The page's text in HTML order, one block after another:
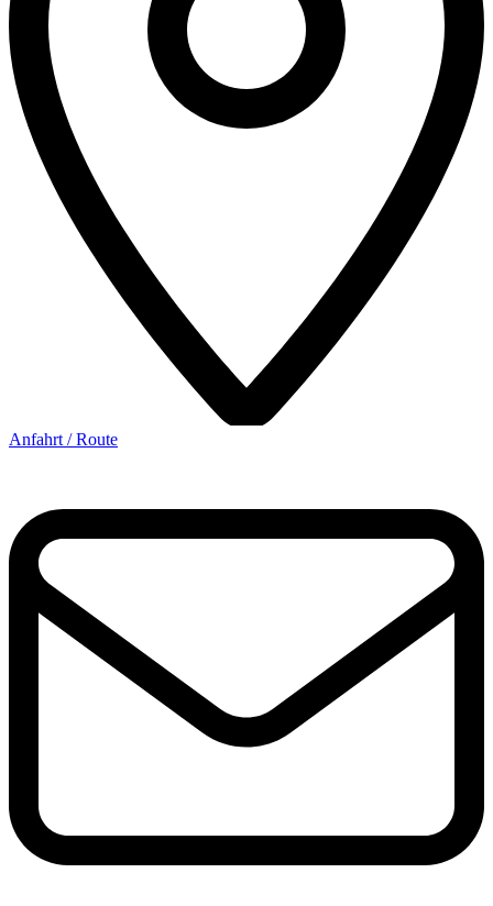
Anfahrt / Route